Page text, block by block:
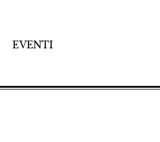
EVENTI